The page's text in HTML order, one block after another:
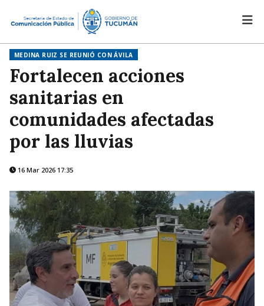
MEDINA RUIZ SE REUNIÓ CON ÁVILA
Fortalecen acciones
sanitarias en
comunidades afectadas
por las lluvias
16 Mar 2026 17:35